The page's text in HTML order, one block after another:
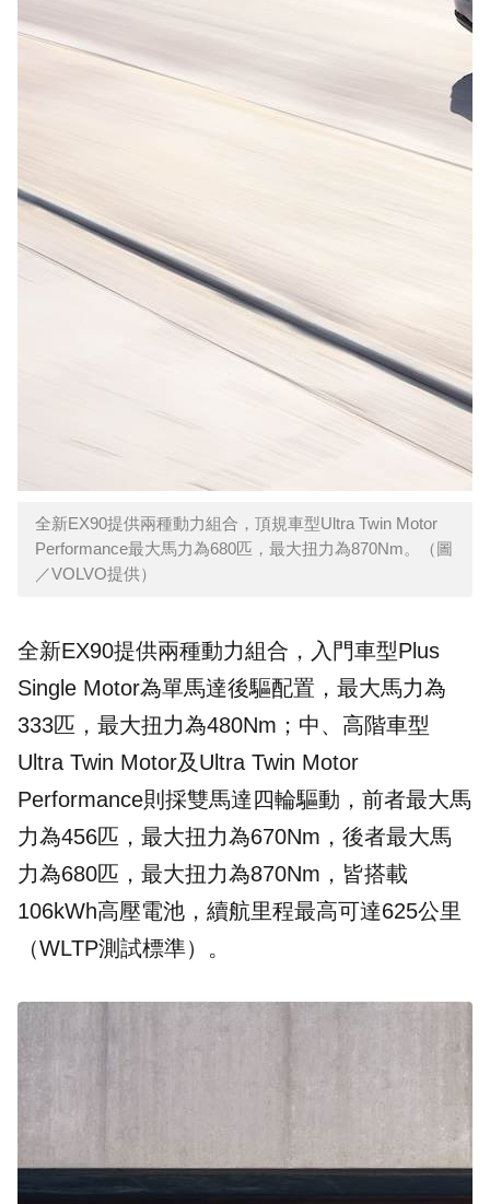
全新EX90提供兩種動力組合，頂規車型Ultra Twin Motor
Performance最大馬力為680匹，最大扭力為870Nm。（圖
／VOLVO提供）
全新EX90提供兩種動力組合，入門車型Plus
Single Motor為單馬達後驅配置，最大馬力為
333匹，最大扭力為480Nm；中、高階車型
Ultra Twin Motor及Ultra Twin Motor
Performance則採雙馬達四輪驅動，前者最大馬
力為456匹，最大扭力為670Nm，後者最大馬
力為680匹，最大扭力為870Nm，皆搭載
106kWh高壓電池，續航里程最高可達625公里
（WLTP測試標準）。